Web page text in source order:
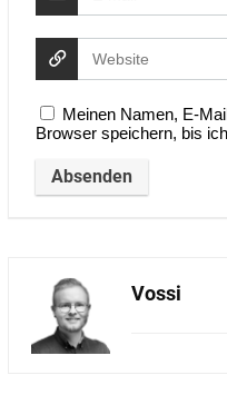
Meinen Namen, E-
Browser speichern, bis
Vossi